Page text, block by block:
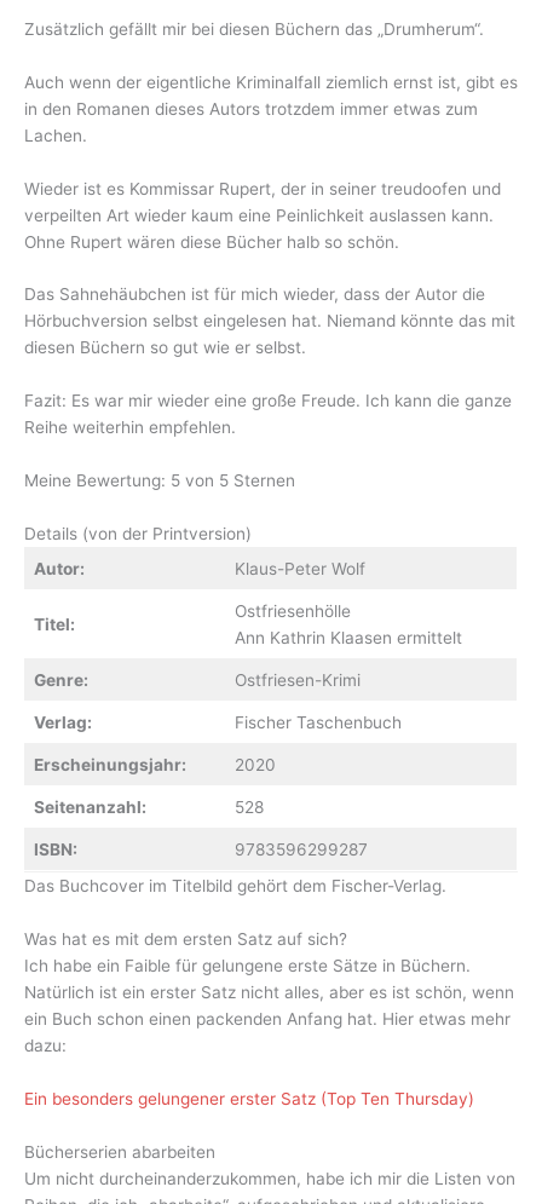
Zusätzlich gefällt mir bei diesen Büchern das „Drumherum“.
Auch wenn der eigentliche Kriminalfall ziemlich ernst ist, gibt es
in den Romanen dieses Autors trotzdem immer etwas zum
Lachen.
Wieder ist es Kommissar Rupert, der in seiner treudoofen und
verpeilten Art wieder kaum eine Peinlichkeit auslassen kann.
Ohne Rupert wären diese Bücher halb so schön.
Das Sahnehäubchen ist für mich wieder, dass der Autor die
Hörbuchversion selbst eingelesen hat. Niemand könnte das mit
diesen Büchern so gut wie er selbst.
Fazit: Es war mir wieder eine große Freude. Ich kann die ganze
Reihe weiterhin empfehlen.
Meine Bewertung: 5 von 5 Sternen
Details (von der Printversion)
Autor:
Klaus-Peter Wolf
Titel:
Ostfriesenhölle
Ann Kathrin Klaasen ermittelt
Genre: Ostfriesen-Krimi
Verlag: Fischer Taschenbuch
Erscheinungsjahr: 2020
Seitenanzahl: 528
ISBN:
9783596299287
Das Buchcover im Titelbild gehört dem Fischer-Verlag.
Was hat es mit dem ersten Satz auf sich?
Ich habe ein Faible für gelungene erste Sätze in Büchern.
Natürlich ist ein erster Satz nicht alles, aber es ist schön, wenn
ein Buch schon einen packenden Anfang hat. Hier etwas mehr
dazu:
Ein besonders gelungener erster Satz (Top Ten Thursday)
Bücherserien abarbeiten
Um nicht durcheinanderzukommen, habe ich mir die Listen von